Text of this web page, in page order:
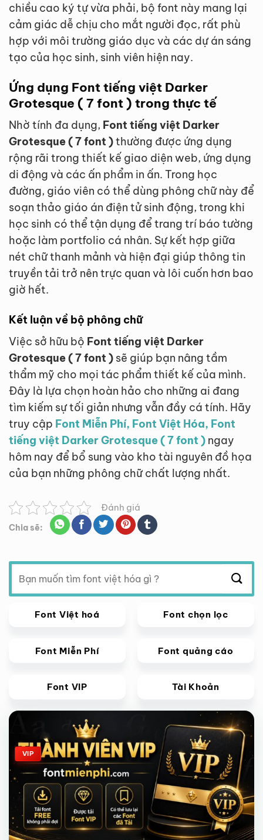
chiều cao ký tự vừa phải, bộ font này mang lại
cảm giác dễ chịu cho mắt người đọc, rất phù
hợp với môi trường giáo dục và các dự án sáng
tạo của học sinh, sinh viên hiện nay.
Ứng dụng Font tiếng việt Darker
Grotesque ( 7 font ) trong thực tế
Nhờ tính đa dụng, Font tiếng việt Darker
Grotesque ( 7 font )thường được ứng dụng
rộng rãi trong thiết kế giao diện web, ứng dụng
di động và các ấn phẩm in ấn. Trong học
đường, giáo viên có thể dùng phông chữ này để
soạn thảo giáo án điện tử sinh động, trong khi
học sinh có thể tận dụng để trang trí báo tường
hoặc làm portfolio cá nhân. Sự kết hợp giữa
nét chữ thanh mảnh và hiện đại giúp thông tin
truyền tải trở nên trực quan và lôi cuốn hơn bao
giờ hết.
Kết luận về bộ phông chữ
Việc sở hữu bộ Font tiếng việt Darker
Grotesque ( 7 font ) sẽ giúp bạn nâng tầm
thẩm mỹ cho mọi tác phẩm thiết kế của mình.
Đây là lựa chọn hoàn hảo cho những ai đang
tìm kiếm sự tối giản nhưng vẫn đầy cá tính. Hãy
truy cập Font Miễn Phí, Font Việt Hóa, Font
tiếng việt Darker Grotesque ( 7 font ) ngay
hôm nay để bổ sung vào kho tài nguyên đồ họa
của bạn những phông chữ chất lượng nhất.
Đánh giá
Chia sẽ:
Tìm
kiếm:
Font Việt hoá Font chọn lọc
Font Miễn Phí Font quảng cáo
Font VIP Tài Khoản
Giảm giá!
VIP